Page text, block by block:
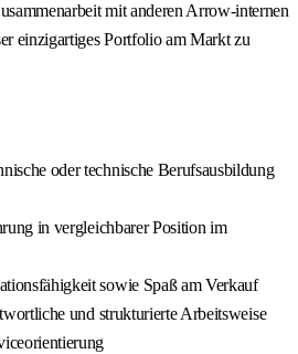
mit anderen Arrow-internen
einzigartiges Portfolio am Markt zu
oder technische Berufsausbildung
in vergleichbarer Position im
sowie Spaß am Verkauf
und strukturierte Arbeitsweise